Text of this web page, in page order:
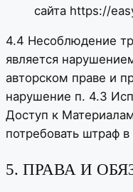
сайта https://
4.4 Несоблюдение
является
авторском праве и
нарушение п. 4.3
Доступ к
потребовать штраф
5. ПРАВА И